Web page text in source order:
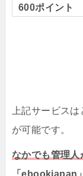
600ポイント
上記サービス
が可能です。
なかでも管理人
「ebookjapan